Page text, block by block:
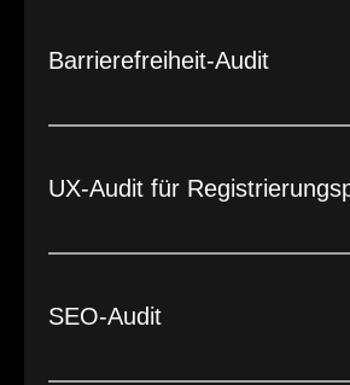
Barrierefreiheit-Audit
UX-Audit für
SEO-Audit